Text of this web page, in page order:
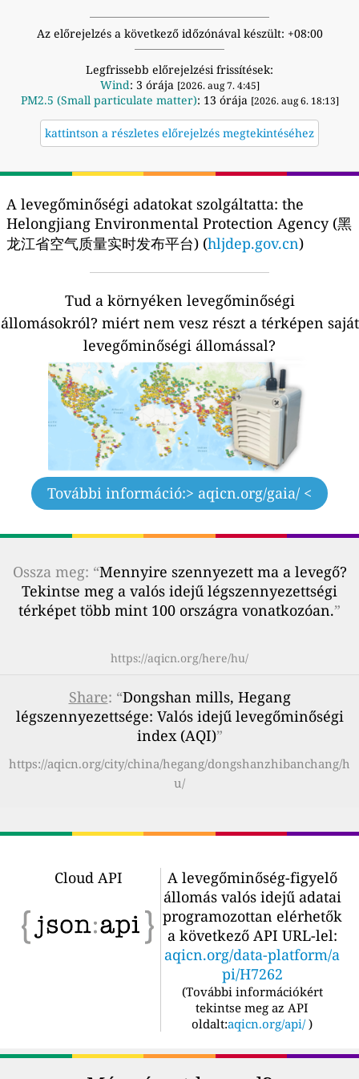
Az előrejelzés a következő időzónával készült: +08:00
Legfrissebb előrejelzési frissítések:
Wind: 3 órája [2026. aug 7. 4:45]
PM2.5 (Small particulate matter): 13 órája [2026. aug 6. 18:13]
kattintson a részletes előrejelzés megtekintéséhez
A levegőminőségi adatokat szolgáltatta: the
Helongjiang Environmental Protection Agency (黑
龙江省空气质量实时发布平台) (hljdep.gov.cn)
Tud a környéken levegőminőségi
állomásokról? miért nem vesz részt a térképen saját
levegőminőségi állomással?
További információ:> aqicn.org/gaia/ <
Ossza meg: “Mennyire szennyezett ma a levegő?
Tekintse meg a valós idejű légszennyezettségi
térképet több mint 100 országra vonatkozóan.”
https://aqicn.org/here/hu/
Share: “Dongshan mills, Hegang
légszennyezettsége: Valós idejű levegőminőségi
index (AQI)”
https://aqicn.org/city/china/hegang/dongshanzhibanchang/h
u/
Cloud API
A levegőminőség-figyelő
állomás valós idejű adatai
programozottan elérhetők
a következő API URL-lel:
aqicn.org/data-platform/a
pi/H7262
(További információkért
tekintse meg az API
oldalt:aqicn.org/api/ )